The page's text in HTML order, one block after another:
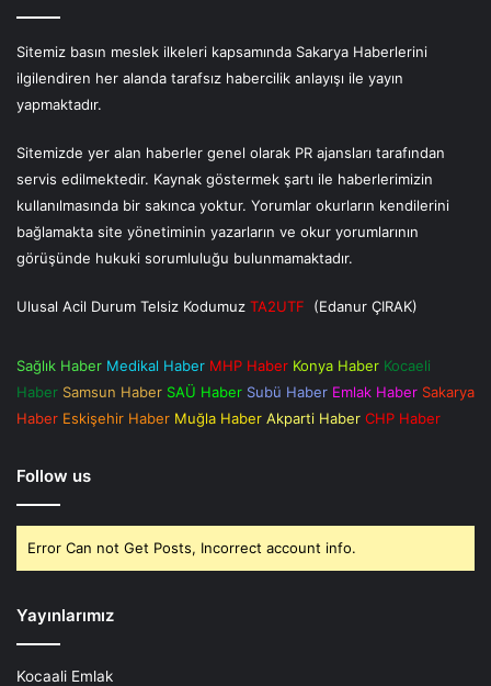
Sitemiz basın meslek ilkeleri kapsamında Sakarya Haberlerini
ilgilendiren her alanda tarafsız habercilik anlayışı ile yayın
yapmaktadır.
Sitemizde yer alan haberler genel olarak PR ajansları tarafından
servis edilmektedir. Kaynak göstermek şartı ile haberlerimizin
kullanılmasında bir sakınca yoktur. Yorumlar okurların kendilerini
bağlamakta site yönetiminin yazarların ve okur yorumlarının
görüşünde hukuki sorumluluğu bulunmamaktadır.
Ulusal Acil Durum Telsiz Kodumuz TA2UTF (Edanur ÇIRAK)
Sağlık Haber Medikal Haber MHP Haber Konya Haber Kocaeli
Haber Samsun Haber SAÜ Haber Subü Haber Emlak Haber Sakarya
Haber Eskişehir Haber Muğla Haber Akparti Haber CHP Haber
Follow us
Error Can not Get Posts, Incorrect account info.
Yayınlarımız
Kocaali Emlak